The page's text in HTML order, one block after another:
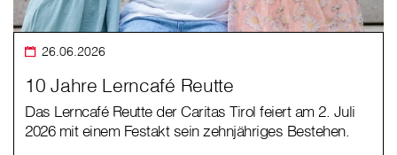
26.06.2026
10 Jahre Lerncafé Reutte
Das Lerncafé Reutte der Caritas Tirol feiert am 2. Juli
2026 mit einem Festakt sein zehnjähriges Bestehen.